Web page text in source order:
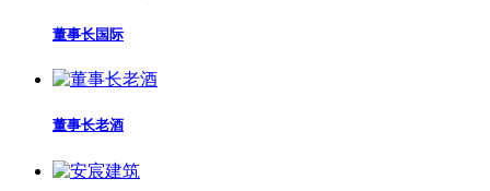
董事长国际
董事长老酒